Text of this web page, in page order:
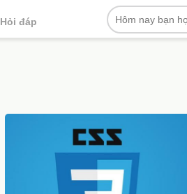
Hỏi đáp